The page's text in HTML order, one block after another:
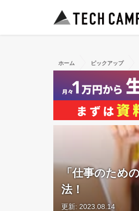
ホーム ピックアップ
「仕事のため
法！
更新: 2023.08.14